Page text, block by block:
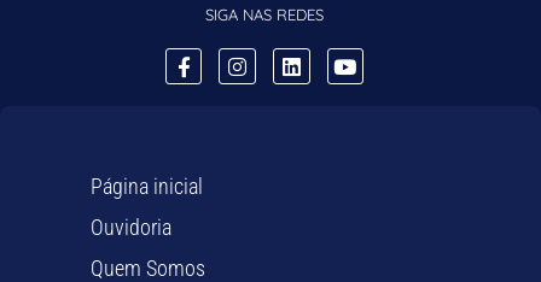
SIGA NAS REDES
Página inicial
Ouvidoria
Quem Somos